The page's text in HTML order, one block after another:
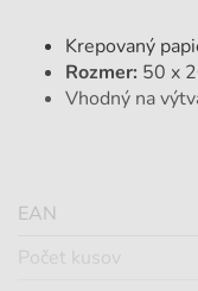
Krepovaný
Rozmer: 50 x
Vhodný na
EAN
Počet kusov